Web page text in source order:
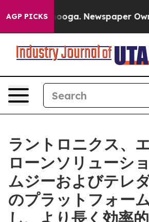
AGP PICKS Newspaper Owner
ラントロニクス、
ローンソリューシ
ムジーおよびテレ
のプラットフォー
し、より長く効率